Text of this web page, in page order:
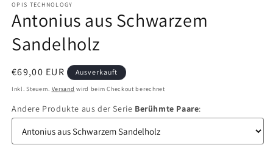
OPIS TECHNOLOGY
Antonius aus Schwarzem
Sandelholz
Normaler
Preis
€69,00 EUR Ausverkauft
Inkl. Steuern. Versand wird beim Checkout berechnet
Andere Produkte aus der Serie Berühmte Paare: